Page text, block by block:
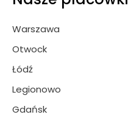
Warszawa
Otwock
Łódź
Legionowo
Gdańsk